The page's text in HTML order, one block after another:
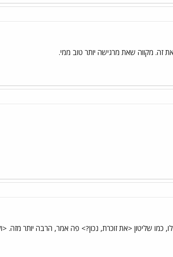
זה. מקווה שאת מרגישה יותר טוב ממי.
כמו שליטון <את זוכרת, נכון?> פה אמר, הרבה יותר מזה.